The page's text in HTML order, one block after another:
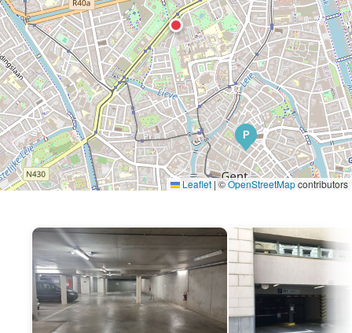
P
Leaflet | ©OpenStreetMapcontributors